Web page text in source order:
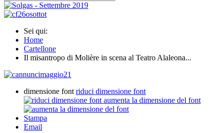
Sei qui:
Home
Cartellone
Il misantropo di Molière in scena al Teatro Alaleona...
dimensione font riduci dimensione font
aumenta la dimensione del font
Stampa
Email